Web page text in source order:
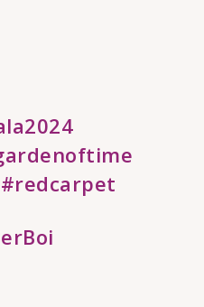
#redcarpet